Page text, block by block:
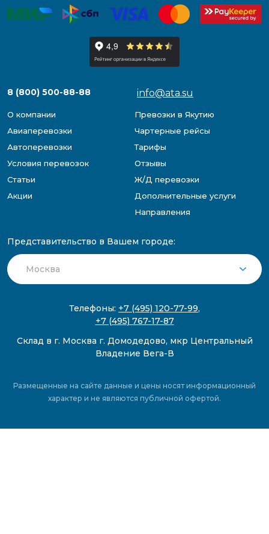
8 (800) 500-88-88 info@ata.su
О компании
Превозки в Якутию
Авиаперевозки
Чартерные рейсы
Автоперевозки
Тарифы
Условия перевозок
Отзывы
Статьи
Ж/Д перевозки
Акции
Дополнительные услуги
Направления
Представительство в Вашем городе:
Телефоны: +7 (495) 120-77-99,
+7 (495) 767-17-87
Склад в г. Москва г. Домодедово, мкр Центральный
Владение Вега-В
Размещенные на сайте данные и цены носят информационный
характер и не являются публичной офертой.